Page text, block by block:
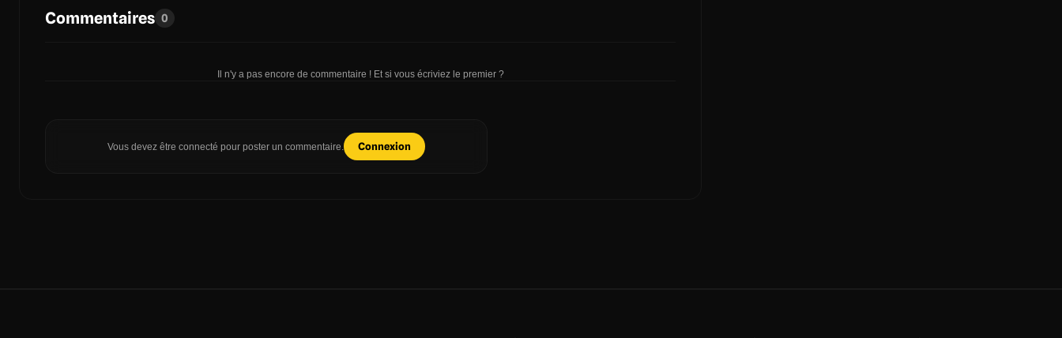
Commentaires 0
Il n'y a pas encore de commentaire ! Et si vous écriviez le premier ?
Vous devez être connecté pour poster un commentaire. Connexion